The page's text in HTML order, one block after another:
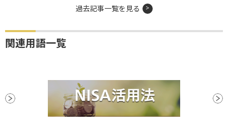
過去記事一覧を見る
関連用語一覧